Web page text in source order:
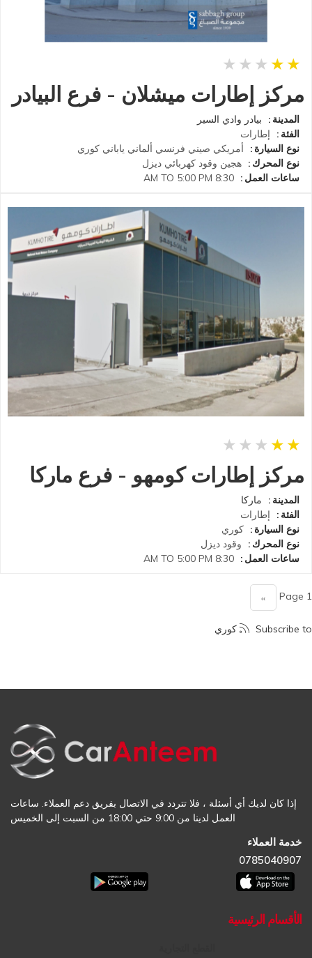
مركز إطارات ميشلان - فرع البيادر
المدينة
بيادر وادي السير
الفئة
إطارات
نوع السيارة
أمريكي صيني فرنسي ألماني ياباني كوري
نوع المحرك
هجين وقود كهربائي ديزل
ساعات العمل
8:30 AM TO 5:00 PM
مركز إطارات كومهو - فرع ماركا
المدينة
ماركا
الفئة
إطارات
نوع السيارة
كوري
نوع المحرك
وقود ديزل
ساعات العمل
8:30 AM TO 5:00 PM
Pagination
Page 1 الصفحة
التالية
››
Subscribe to كوري
إذا كان لديك أي أسئلة ، فلا تتردد في الاتصال بفريق دعم العملاء. ساعات
العمل لدينا من 9:00 حتي 18:00 من السبت إلى الخميس
خدمة العملاء
0785040907
الأقسام الرئيسية